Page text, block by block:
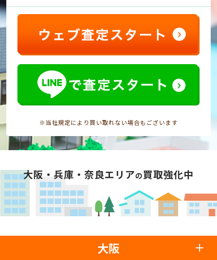
※当社規定により買い取れない場合もございます
大阪・兵庫・奈良エリアの買取強化中
大阪